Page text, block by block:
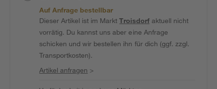
Auf Anfrage bestellbar
Dieser Artikel ist im MarktTroisdorfaktuell nicht
vorrätig. Du kannst uns aber eine Anfrage
schicken und wir bestellen ihn für dich (ggf. zzgl.
Transportkosten).
Artikel anfragen >